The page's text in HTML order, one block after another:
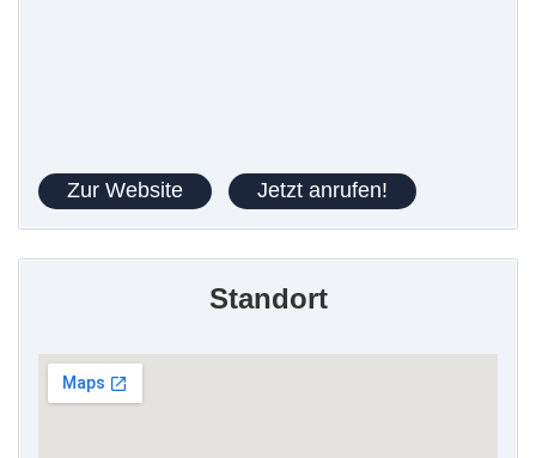
Zur Website Jetzt anrufen!
Standort